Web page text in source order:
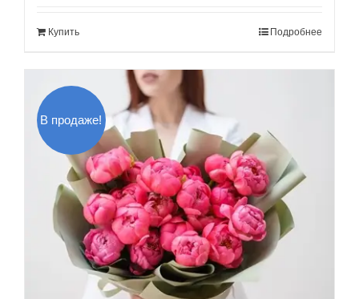
Купить Подробнее
В продаже!